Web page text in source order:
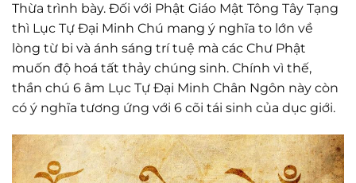
Thừa trình bày. Đối với Phật Giáo Mật Tông Tây Tạng
thì Lục Tự Đại Minh Chú mang ý nghĩa to lớn về
lòng từ bi và ánh sáng trí tuệ mà các Chư Phật
muốn độ hoá tất thảy chúng sinh. Chính vì thế,
thần chú 6 âm Lục Tự Đại Minh Chân Ngôn này còn
có ý nghĩa tương ứng với 6 cõi tái sinh của dục giới.